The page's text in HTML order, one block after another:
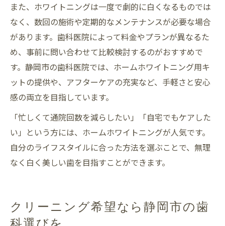
また、ホワイトニングは一度で劇的に白くなるものでは
なく、数回の施術や定期的なメンテナンスが必要な場合
があります。歯科医院によって料金やプランが異なるた
め、事前に問い合わせて比較検討するのがおすすめで
す。静岡市の歯科医院では、ホームホワイトニング用キ
ットの提供や、アフターケアの充実など、手軽さと安心
感の両立を目指しています。
「忙しくて通院回数を減らしたい」「自宅でもケアした
い」という方には、ホームホワイトニングが人気です。
自分のライフスタイルに合った方法を選ぶことで、無理
なく白く美しい歯を目指すことができます。
クリーニング希望なら静岡市の歯